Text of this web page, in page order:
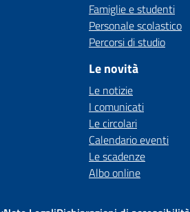
Famiglie e studenti
Personale scolastico
Percorsi di studio
Le novità
Le notizie
I comunicati
Le circolari
Calendario eventi
Le scadenze
Albo online